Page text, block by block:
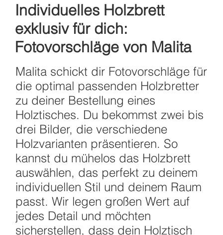
Individuelles Holzbrett
exklusiv für dich:
Fotovorschläge von Malita
Malita schickt dir Fotovorschläge für
die optimal passenden Holzbretter
zu deiner Bestellung eines
Holztisches. Du bekommst zwei bis
drei Bilder, die verschiedene
Holzvarianten präsentieren. So
kannst du mühelos das Holzbrett
auswählen, das perfekt zu deinem
individuellen Stil und deinem Raum
passt. Wir legen großen Wert auf
jedes Detail und möchten
sicherstellen, dass dein Holztisch